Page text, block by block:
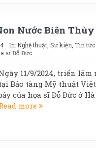
Nước Biên Thùy
In: Nghệ thuật, Sự kiện Tin tức
sĩ Đỗ Đức
11/9/2024, triển
Bảo tàng Mỹ thuật
của họa sĩ Đỗ Đức ở
more